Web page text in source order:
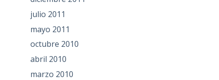
julio 2011
mayo 2011
octubre 2010
abril 2010
marzo 2010